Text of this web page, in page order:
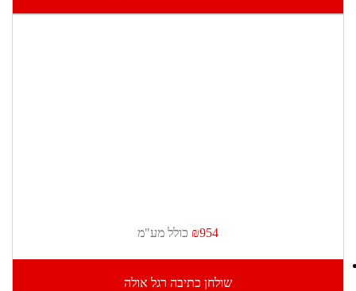
שולחן כתיבה רגל אולה
₪954 כולל מע"מ